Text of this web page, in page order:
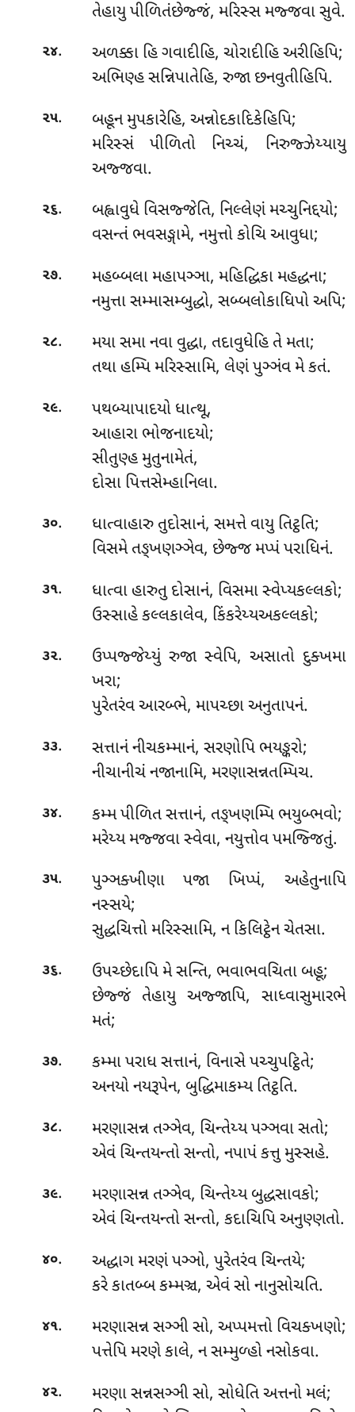
તેહાયુ પીળિતંછેજ્જં, મરિસ્સ મજ્જવા સુવે.
૨૪. અળક્કા હિ ગવાદીહિ, ચોરાદીહિ અરીહિપિ;
અભિણ્હ સન્નિપાતેહિ, રુજા છનવુતીહિપિ.
૨૫.
બહૂન મુપકારેહિ, અન્નોદકાદિકેહિપિ;
મરિસ્સં પીળિતો નિચ્ચં, નિરુજ્ઝેય્યાયુ
અજ્જવા.
૨૬. બહ્વાવુધે વિસજ્જેતિ, નિલ્લેણં મચ્ચુનિદ્દયો;
વસન્તં ભવસઙ્ગામે, નમુત્તો કોચિ આવુધા;
૨૭.
મહબ્બલા મહાપઞ્ઞા, મહિદ્ધિકા મહદ્ધના;
નમુત્તા સમ્માસમ્બુદ્ધો, સબ્બલોકાધિપો અપિ;
૨૮. મયાસમા નવા વુદ્ધા, તદાવુધેહિ તે મતા;
તથા હમ્પિ મરિસ્સામિ, લેણં પુઞ્ઞંવ મે કતં.
૨૯.
પથબ્યાપાદયો ધાત્થૂ,
આહારા ભોજનાદયો;
સીતુણ્હ મુતુનામેતં,
દોસા પિત્તસેમ્હાનિલા.
૩૦. ધાત્વાહારુ તુદોસાનં, સમત્તે વાયુ તિટ્ઠતિ;
વિસમે તઙ્ખણઞ્ઞેવ, છેજ્જ મપ્પં પરાધિનં.
૩૧.
ધાત્વા હારુતુ દોસાનં, વિસમા સ્વેપ્યકલ્લકો;
ઉસ્સાહે કલ્લકાલેવ, કિંકરેય્યઅકલ્લકો;
૩૨. ઉપ્પજ્જેય્યું રુજા સ્વેપિ, અસાતો દુક્ખમા
ખરા;
પુરેતરંવ આરબ્ભે, માપચ્છા અનુતાપનં.
૩૩. સત્તાનંનીચકમ્માનં, સરણોપિ ભયઙ્કરો;
નીચાનીચં નજાનામિ, મરણાસન્નતમ્પિચ.
૩૪.
કમ્મ પીળિત સત્તાનં, તઙ્ખણમ્પિ ભયુબ્ભવો;
મરેય્ય મજ્જવા સ્વેવા, નયુત્તોવ પમજ્જિતું.
૩૫.
પુઞ્ઞક્ખીણા પજા ખિપ્પં, અહેતુનાપિ
નસ્સયે;
સુદ્ધચિત્તો મરિસ્સામિ, ન કિલિટ્ઠેન ચેતસા.
૩૬. ઉપચ્છેદાપિ મે સન્તિ, ભવાભવચિતા બહૂ;
છેજ્જં તેહાયુ અજ્જાપિ, સાધ્વાસુમારભે
મતં;
૩૭.
કમ્મા પરાધ સત્તાનં, વિનાસે પચ્ચુપટ્ઠિતે;
અનયો નયરૂપેન, બુદ્ધિમાકમ્ય તિટ્ઠતિ.
૩૮. મરણાસન્ન તઞ્ઞેવ, ચિન્તેય્ય પઞ્ઞવા સતો;
એવં ચિન્તયન્તો સન્તો, નપાપં કત્તુ મુસ્સહે.
૩૯.
મરણાસન્ન તઞ્ઞેવ, ચિન્તેય્ય બુદ્ધસાવકો;
એવં ચિન્તયન્તો સન્તો, કદાચિપિ અનુણ્ણતો.
૪૦. અદ્ધાગ મરણં પઞ્ઞો, પુરેતરંવ ચિન્તયે;
કરે કાતબ્બ કમ્મઞ્ચ, એવં સો નાનુસોચતિ.
૪૧.
મરણાસન્ન સઞ્ઞી સો, અપ્પમત્તો વિચક્ખણો;
પત્તેપિ મરણે કાલે, ન સમ્મુળ્હો નસોકવા.
૪૨. મરણાસન્નસઞ્ઞી સો, સોધેતિ અત્તનો મલં;